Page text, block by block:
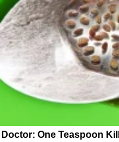
Doctor: One Teaspoon